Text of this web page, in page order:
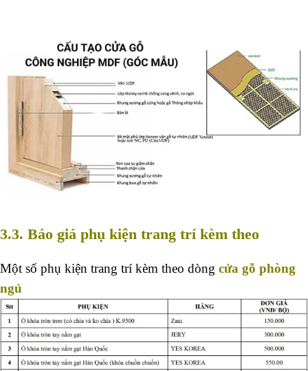
3.3. Báo giá phụ kiện trang trí kèm theo
Một số phụ kiện trang trí kèm theo dòng cửa gỗ phòng
ngủ